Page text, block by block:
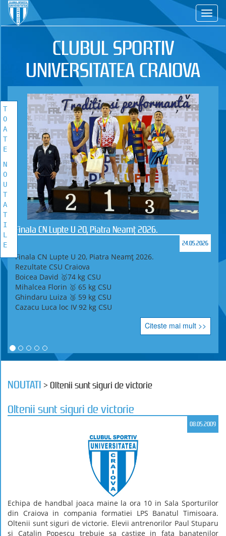
CS
CLUBUL SPORTIV
UNIVERSITATEA CRAIOVA
Finala CN Lupte U 20, Piatra Neamț 2026.
24.05.2026
Finala CN Lupte U 20, Piatra Neamț 2026.
Rezultate CSU Craiova
Boicea David 🥇74 kg CSU
Mihalcea Florin 🥇 65 kg CSU
Ghindaru Luiza 🥉 59 kg CSU
Cazacu Luca loc IV 92 kg CSU
Citeste mai mult >>
NOUTATI > Oltenii sunt siguri de victorie
Oltenii sunt siguri de victorie
08.05.2009
Echipa de handbal joaca maine la ora 10 in Sala Sporturilor
din Craiova in compania formatiei LPS Banatul Timisoara.
Oltenii sunt siguri de victorie. Elevii antrenorilor Paul Stuparu
si Catalin Popescu trebuie sa castige in fata banatenilor
TOATE
NOUTATILE
Vezi toate stirile!
T
O
A
T
E
N
O
U
T
A
T
I
L
E